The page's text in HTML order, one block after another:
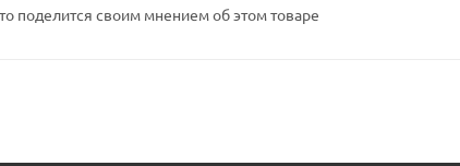
поделится своим мнением об этом товаре